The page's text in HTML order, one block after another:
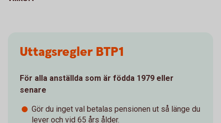
Uttagsregler BTP1
För alla anställda som är födda 1979 eller
senare
Gör du inget val betalas pensionen ut så länge du
lever och vid 65 års ålder.